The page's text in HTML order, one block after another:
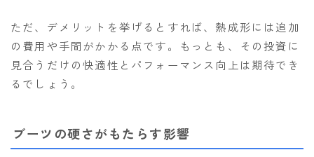
ただ、デメリットを挙げるとすれば、熱成形には追加
の費用や手間がかかる点です。もっとも、その投資に
見合うだけの快適性とパフォーマンス向上は期待でき
るでしょう。
ブーツの硬さがもたらす影響